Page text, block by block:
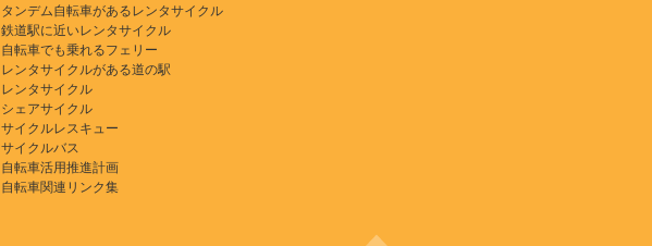
タンデム自転車があるレンタサイクル
鉄道駅に近いレンタサイクル
自転車でも乗れるフェリー
レンタサイクルがある道の駅
レンタサイクル
シェアサイクル
サイクルレスキュー
サイクルバス
自転車活用推進計画
自転車関連リンク集